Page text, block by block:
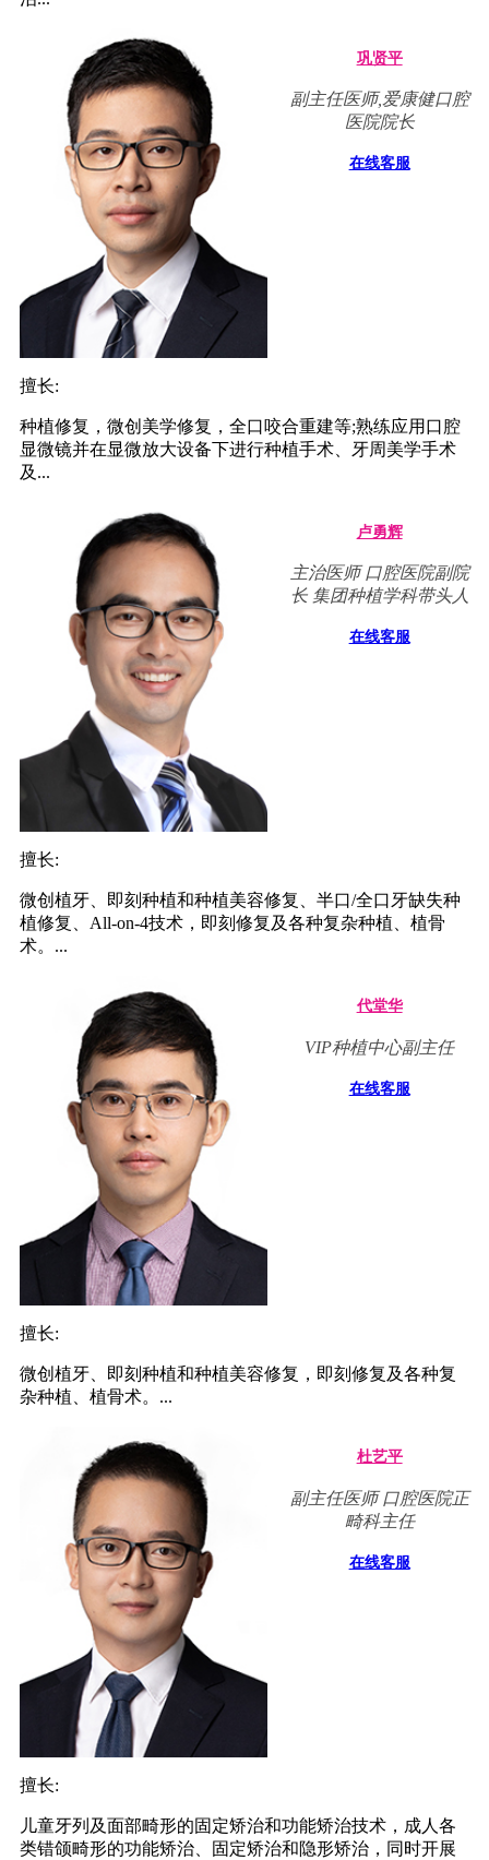
巩贤平
副主任医师,爱康健口腔
医院院长
在线客服
擅长:
种植修复，微创美学修复，全口咬合重建等;熟练应用口腔
显微镜并在显微放大设备下进行种植手术、牙周美学手术
及...
卢勇辉
主治医师 口腔医院副院
长 集团种植学科带头人
在线客服
擅长:
微创植牙、即刻种植和种植美容修复、半口/全口牙缺失种
植修复、All-on-4技术，即刻修复及各种复杂种植、植骨
术。...
代堂华
VIP种植中心副主任
在线客服
擅长:
微创植牙、即刻种植和种植美容修复，即刻修复及各种复
杂种植、植骨术。...
杜艺平
副主任医师 口腔医院正
畸科主任
在线客服
擅长:
儿童牙列及面部畸形的固定矫治和功能矫治技术，成人各
类错颌畸形的功能矫治、固定矫治和隐形矫治，同时开展